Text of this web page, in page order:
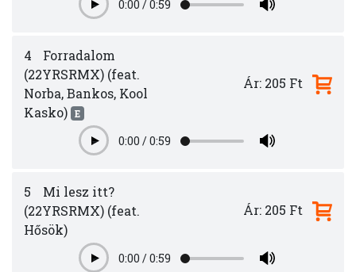
Play0:00 /0:59
4
Forradalom
(22YRSRMX) (feat.
Norba, Bankos, Kool
Kasko) E
Play0:00 /0:59
Ár: 205 Ft
5
Mi lesz itt?
(22YRSRMX) (feat.
Hősök)
Play0:00 /0:59
Ár: 205 Ft